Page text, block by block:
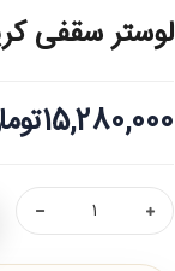
لوستر سقفی
15,280,000تومان